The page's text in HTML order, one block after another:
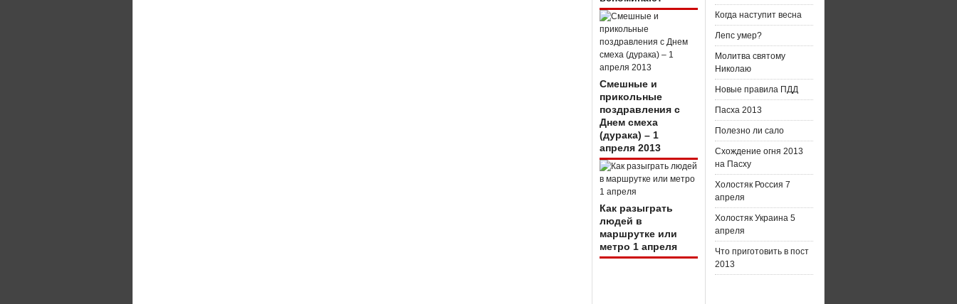
Смешные и
прикольные
поздравления с
Днем смеха
(дурака) – 1
апреля 2013
Как разыграть
людей в
маршрутке или
метро 1 апреля
Когда наступит весна
Лепс умер?
Молитва святому
Николаю
Новые правила ПДД
Пасха 2013
Полезно ли сало
Схождение огня 2013
на Пасху
Холостяк Россия 7
апреля
Холостяк Украина 5
апреля
Что приготовить в пост
2013